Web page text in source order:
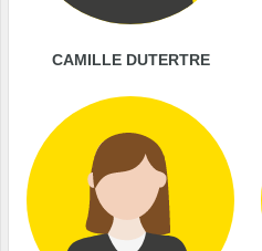
CAMILLE DUTERTRE